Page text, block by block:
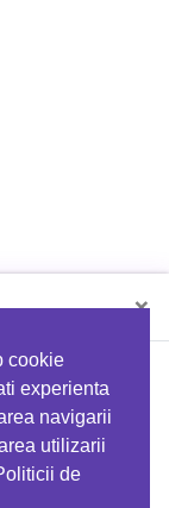
cookie
experienta
navigarii
utilizarii
de
×
codul